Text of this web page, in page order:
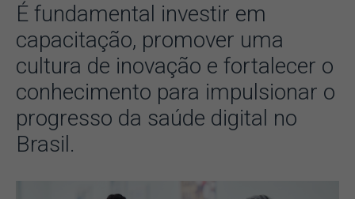
É fundamental investir em
capacitação, promover uma
cultura de inovação e fortalecer o
conhecimento para impulsionar o
progresso da saúde digital no
Brasil.